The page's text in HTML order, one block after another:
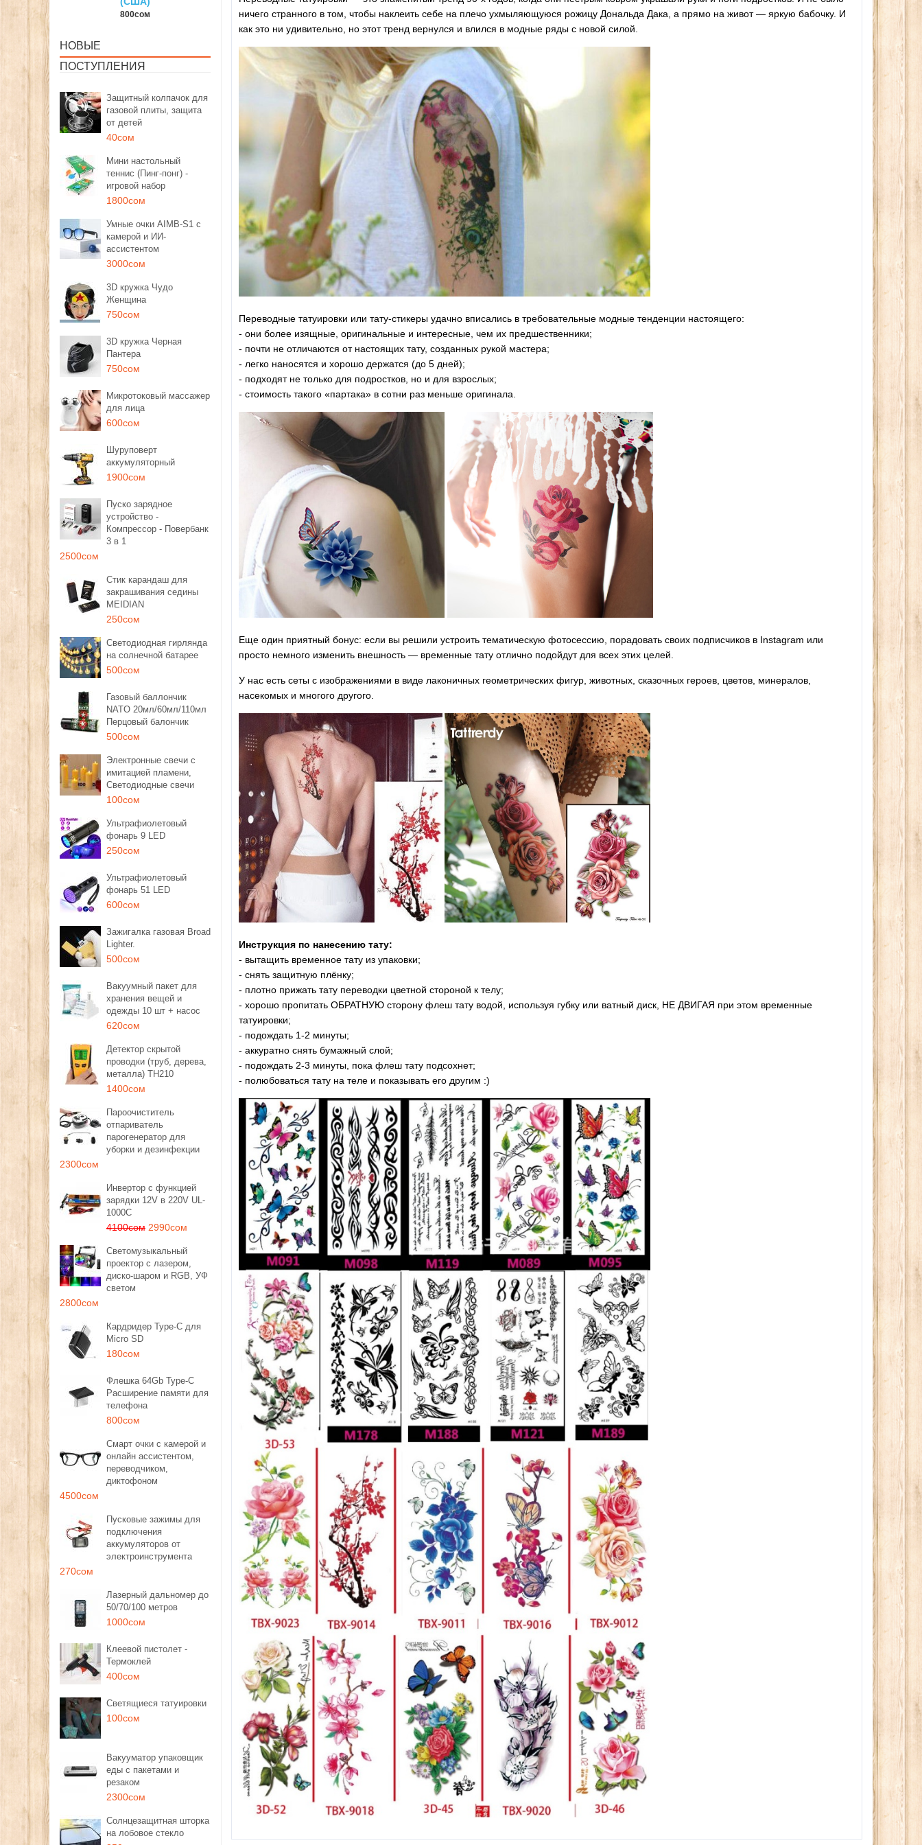
150сом 1350сом 1190сом 1000сом
150сом
280сом 260сом
НОВЫЕ
ПОСТУПЛЕНИЯ
Защитный колпачок для
газовой плиты, защита
от детей
40сом
Мини настольный
теннис (Пинг-понг) -
игровой набор
1800сом
Умные очки AIMB-S1 с
камерой и ИИ-
ассистентом
3000сом
3D кружка Чудо
Женщина
750сом
3D кружка Черная
Пантера
750сом
Микротоковый массажер
для лица
600сом
Шуруповерт
аккумуляторный
1900сом
Пуско зарядное
устройство -
Компрессор - Повербанк
3 в 1
2500сом
Стик карандаш для
закрашивания седины
MEIDIAN
250сом
Светодиодная гирлянда
на солнечной батарее
500сом
Газовый баллончик
NATO 20мл/60мл/110мл
Перцовый балончик
500сом
Электронные свечи с
имитацией пламени,
Светодиодные свечи
100сом
Ультрафиолетовый
фонарь 9 LED
250сом
Ультрафиолетовый
фонарь 51 LED
600сом
Зажигалка газовая Broad
Lighter.
500сом
Вакуумный пакет для
хранения вещей и
одежды 10 шт + насос
620сом
Детектор скрытой
проводки (труб, дерева,
металла) TH210
1400сом
Пароочиститель
отпариватель
парогенератор для
уборки и дезинфекции
2300сом
Инвертор с функцией
зарядки 12V в 220V UL-
1000C
4100сом 2990сом
Светомузыкальный
проектор с лазером,
диско-шаром и RGB, УФ
светом
2800сом
Кардридер Type-C для
Micro SD
180сом
Флешка 64Gb Type-C
Расширение памяти для
телефона
800сом
Смарт очки с камерой и
онлайн ассистентом,
переводчиком,
диктофоном
4500сом
Пусковые зажимы для
подключения
аккумуляторов от
электроинструмента
270сом
Лазерный дальномер до
50/70/100 метров
1000сом
Клеевой пистолет -
Термоклей
400сом
Светящиеся татуировки
100сом
Вакууматор упаковщик
еды с пакетами и
резаком
2300сом
Солнцезащитная шторка
на лобовое стекло
ничего странного в том, чтобы наклеить себе на плечо ухмыляющуюся рожицу Дональда Дака, а прямо на живот — яркую бабочку. И
как это ни удивительно, но этот тренд вернулся и влился в модные ряды с новой силой.
Переводные татуировки или тату-стикеры удачно вписались в требовательные модные тенденции настоящего:
- они более изящные, оригинальные и интересные, чем их предшественники;
- почти не отличаются от настоящих тату, созданных рукой мастера;
- легко наносятся и хорошо держатся (до 5 дней);
- подходят не только для подростков, но и для взрослых;
- стоимость такого «партака» в сотни раз меньше оригинала.
Еще один приятный бонус: если вы решили устроить тематическую фотосессию, порадовать своих подписчиков в Instagram или
просто немного изменить внешность — временные тату отлично подойдут для всех этих целей.
У нас есть сеты с изображениями в виде лаконичных геометрических фигур, животных, сказочных героев, цветов, минералов,
насекомых и многого другого.
Инструкция по нанесению тату:
- вытащить временное тату из упаковки;
- снять защитную плёнку;
- плотно прижать тату переводки цветной стороной к телу;
- хорошо пропитать ОБРАТНУЮ сторону флеш тату водой, используя губку или ватный диск, НЕ ДВИГАЯ при этом временные
татуировки;
- подождать 1-2 минуты;
- аккуратно снять бумажный слой;
- подождать 2-3 минуты, пока флеш тату подсохнет;
- полюбоваться тату на теле и показывать его другим :)